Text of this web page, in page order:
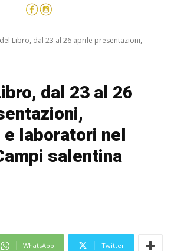
Libro, dal 23 al 26 aprile presentazioni,
dal 23 al 26
laboratori nel
salentina
WhatsApp Twitter